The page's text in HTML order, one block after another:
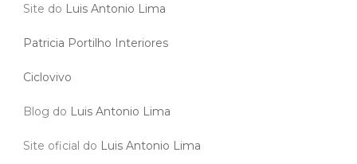
Site do Luis Antonio Lima
Patricia Portilho Interiores
Ciclovivo
Blog do Luis Antonio Lima
Site oficial do Luis Antonio Lima